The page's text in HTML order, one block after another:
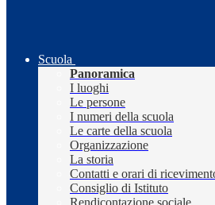
Scuola
Panoramica
I luoghi
Le persone
I numeri della scuola
Le carte della scuola
Organizzazione
La storia
Contatti e orari di
Consiglio di Istituto